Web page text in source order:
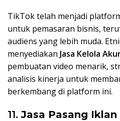
TikTok telah menjadi
untuk pemasaran bisnis,
audiens yang lebih muda.
menyediakan Jasa Kelola
pembuatan video menarik,
analisis kinerja untuk
berkembang di platform ini.
11.Jasa Pasang